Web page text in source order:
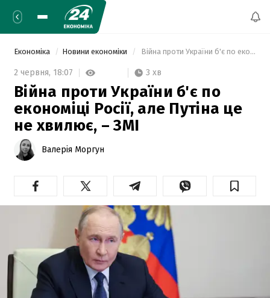
Економіка Новини економіки Війна проти України б'є по економіці Росії, але Путіна це не хвилює, – ЗМІ
2 червня, 18:07 3 хв
Війна проти України б'є по
економіці Росії, але Путіна це
не хвилює, – ЗМІ
Валерія Моргун